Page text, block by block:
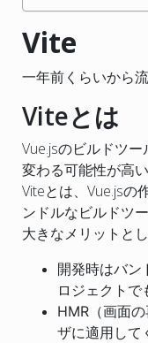
Vite
一年前くらいから
Viteとは
Vue.jsのビルドツ
変わる可能性が高
Viteとは、Vue.jsの
ンドルなビルドツー
大きなメリットと
開発時はバン
ロジェクトで
HMR（画面
ザに適用して